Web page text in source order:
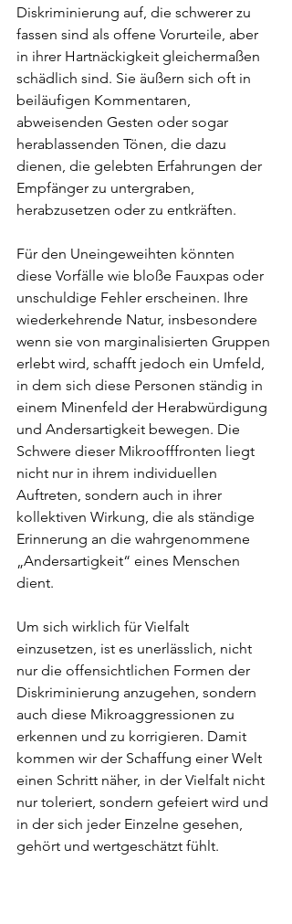
Diskriminierung auf, die schwerer zu
fassen sind als offene Vorurteile, aber
in ihrer Hartnäckigkeit gleichermaßen
schädlich sind. Sie äußern sich oft in
beiläufigen Kommentaren,
abweisenden Gesten oder sogar
herablassenden Tönen, die dazu
dienen, die gelebten Erfahrungen der
Empfänger zu untergraben,
herabzusetzen oder zu entkräften.
Für den Uneingeweihten könnten
diese Vorfälle wie bloße Fauxpas oder
unschuldige Fehler erscheinen. Ihre
wiederkehrende Natur, insbesondere
wenn sie von marginalisierten Gruppen
erlebt wird, schafft jedoch ein Umfeld,
in dem sich diese Personen ständig in
einem Minenfeld der Herabwürdigung
und Andersartigkeit bewegen. Die
Schwere dieser Mikroofffronten liegt
nicht nur in ihrem individuellen
Auftreten, sondern auch in ihrer
kollektiven Wirkung, die als ständige
Erinnerung an die wahrgenommene
„Andersartigkeit“ eines Menschen
dient.
Um sich wirklich für Vielfalt
einzusetzen, ist es unerlässlich, nicht
nur die offensichtlichen Formen der
Diskriminierung anzugehen, sondern
auch diese Mikroaggressionen zu
erkennen und zu korrigieren. Damit
kommen wir der Schaffung einer Welt
einen Schritt näher, in der Vielfalt nicht
nur toleriert, sondern gefeiert wird und
in der sich jeder Einzelne gesehen,
gehört und wertgeschätzt fühlt.